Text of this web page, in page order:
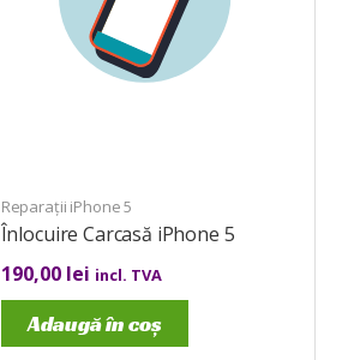
Reparații iPhone 5
Înlocuire Carcasă iPhone 5
190,00 lei incl. TVA
Adaugă în coș